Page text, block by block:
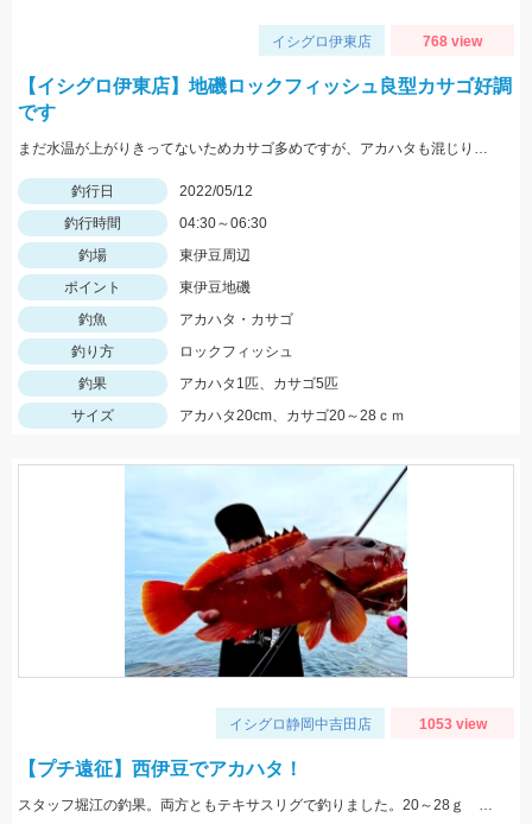
イシグロ伊東店 768 view
【イシグロ伊東店】地磯ロックフィッシュ良型カサゴ好調
です
まだ水温が上がりきってないためカサゴ多めですが、アカハタも混じります。 ヒットルアーはTsulinoメタルランナーリブートとグラスミノーＭでした。
釣行日
2022/05/12
釣行時間
04:30～06:30
釣場
東伊豆周辺
ポイント
東伊豆地磯
釣魚
アカハタ・カサゴ
釣り方
ロックフィッシュ
釣果
アカハタ1匹、カサゴ5匹
サイズ
アカハタ20cm、カサゴ20～28ｃｍ
イシグロ静岡中吉田店 1053 view
【プチ遠征】西伊豆でアカハタ！
スタッフ堀江の釣果。両方ともテキサスリグで釣りました。20～28ｇ サバ、ムツっ子などが足元で釣れます。